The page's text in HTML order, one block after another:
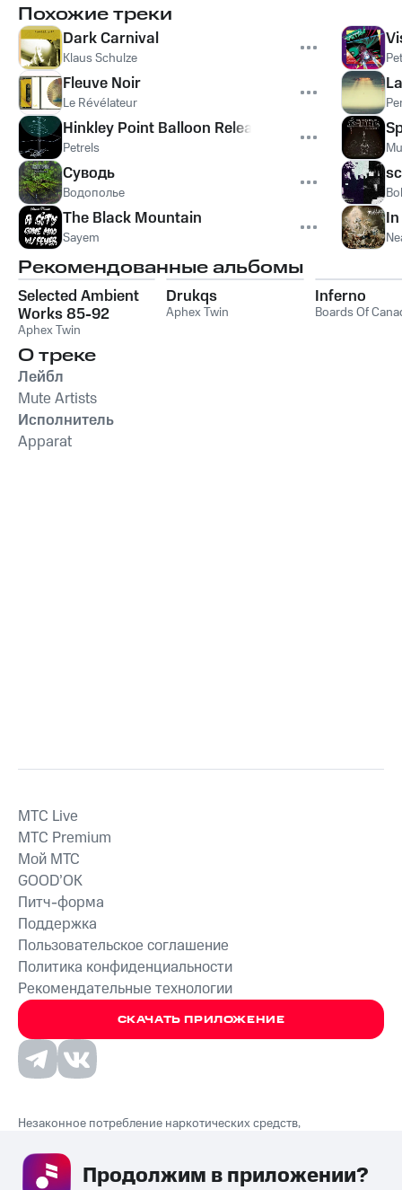
Похожие треки
Dark Carnival
Klaus Schulze
Fleuve Noir
Le Révélateur
Hinkley Point Balloon Release
Petrels
Суводь
Водополье
The Black Mountain
Sayem
Рекомендованные альбомы
Selected Ambient
Works 85-92
Aphex Twin
Drukqs
Aphex Twin
Inferno
Boards Of
О треке
Лейбл
Mute Artists
Исполнитель
Apparat
СКАЧАТЬ ПРИЛОЖЕНИЕ
MTС Live
MTС Premium
Мой МТС
GOOD’OK
Питч-форма
Поддержка
Пользовательское соглашение
Политика конфиденциальности
Рекомендательные технологии
Незаконное потребление наркотических средств,
их незаконный оборот запрещён и влечёт установленную
законодательством ответственность.
Продолжим в приложении?